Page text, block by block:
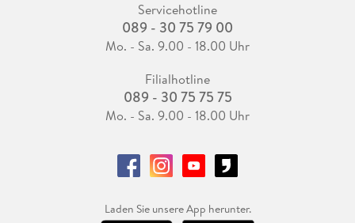
Servicehotline
089 - 30 75 79 00
Mo. - Sa. 9.00 - 18.00 Uhr
Filialhotline
089 - 30 75 75 75
Mo. - Sa. 9.00 - 18.00 Uhr
Laden Sie unsere App herunter.